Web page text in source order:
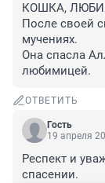
КОШКА,
После своей
мучениях.
Она спасла
любимицей.
ОТВЕТИТЬ
Гость
19 апреля
Респект и
спасении.